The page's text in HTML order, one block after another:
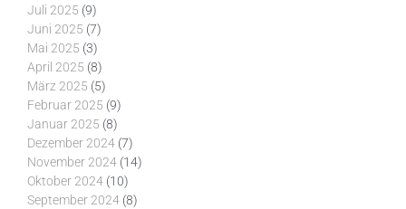
Juli 2025 (9)
Juni 2025 (7)
Mai 2025 (3)
April 2025 (8)
März 2025 (5)
Februar 2025 (9)
Januar 2025 (8)
Dezember 2024 (7)
November 2024 (14)
Oktober 2024 (10)
September 2024 (8)